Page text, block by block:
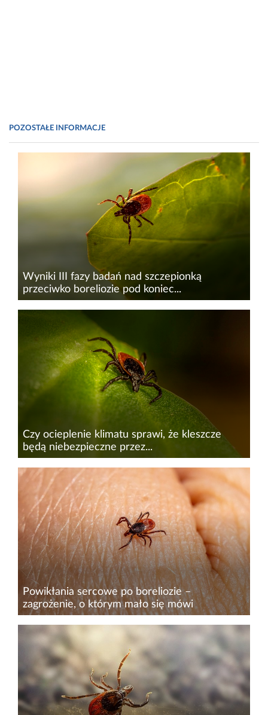
POZOSTAŁE INFORMACJE
Wyniki III fazy badań nad szczepionką
przeciwko boreliozie pod koniec...
Pod koniec 2025 r. najprawdopodobniej znane
będą wyniki trzeciej fazy badań nad
szczepionką przeciwko boreliozie –
&nbsp;twierdzi prezes Urzędu Rejestracji
Produktów Leczniczych. Gdyby to si...
Czy ocieplenie klimatu sprawi, że kleszcze
będą niebezpieczne przez...
– Trudno powiedzieć, czy kleszczy w Polsce
przybywa, ponieważ nie prowadzi się takich
badań. Faktem jednak jest, że wraz z
ocieplającym się klimatem mogą być one
aktywne coraz dłużej – niemal cały rok...
Powikłania sercowe po boreliozie –
zagrożenie, o którym mało się mówi
Ukąszenie kleszcza może być początkiem
boreliozy – choroby, która nieleczona, potrafi
latami siać spustoszenie w organizmie, również
w sercu. O tym, jak rozpoznać zagrożenie, jakie
objawy powinny nas...